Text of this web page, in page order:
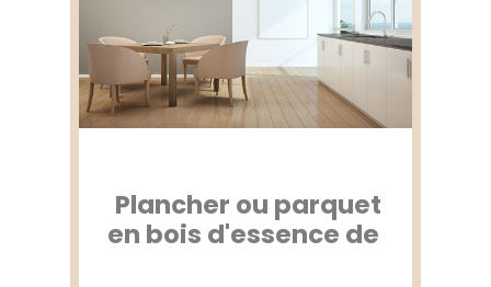
Plancher ou parquet
en bois d'essence de